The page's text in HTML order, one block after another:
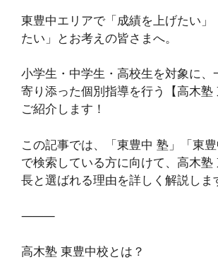
東豊中エリアで「成績を上げたい」
たい」とお考えの皆さまへ。
小学生・中学生・高校生を対象に、
寄り添った個別指導を行う【高木塾
ご紹介します！
この記事では、「東豊中 塾」「東豊
で検索している方に向けて、高木塾
長と選ばれる理由を詳しく解説しま
⸻
高木塾 東豊中校とは？